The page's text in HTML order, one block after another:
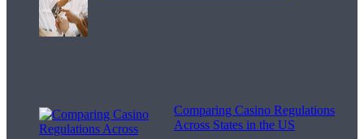
Comparing Casino Regulations
Across States in the US